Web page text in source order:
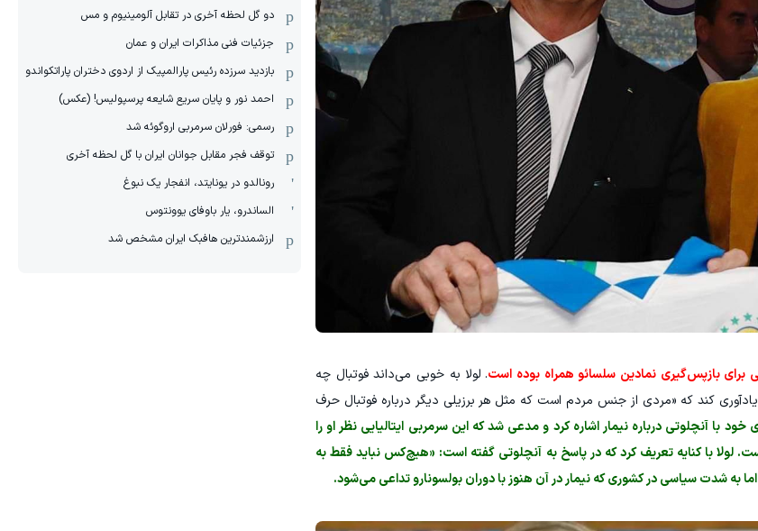
برای بازپس‌گیری نمادین سلسائو همراه بوده است. لولا به خوبی می‌داند فوتبال چه
کند که «مردی از جنس مردم است که مثل هر برزیلی دیگر درباره فوتبال حرف
با آنچلوتی درباره نیمار اشاره کرد و مدعی شد که این سرمربی ایتالیایی نظر او را
لولا با کنایه تعریف کرد که در پاسخ به آنچلوتی گفته است: «هیچ‌کس نباید فقط به
به شدت سیاسی در کشوری که نیمار در آن هنوز با دوران بولسونارو تداعی می‌شود.
دو گل لحظه آخری در تقابل آلومینیوم و مس
جزئیات فنی مذاکرات ایران و عمان
بازدید سرزده رئیس پارالمپیک از اردوی دختران پاراتکواندو
احمد نور و پایان سریع شایعه پرسپولیس! (عکس)
رسمی: فورلان سرمربی اروگوئه شد
توقف فجر مقابل جوانان ایران با گل لحظه آخری
رونالدو در یونایتد، انفجار یک نبوغ
الساندرو، یار باوفای یوونتوس
ارزشمندترین هافبک ایران مشخص شد